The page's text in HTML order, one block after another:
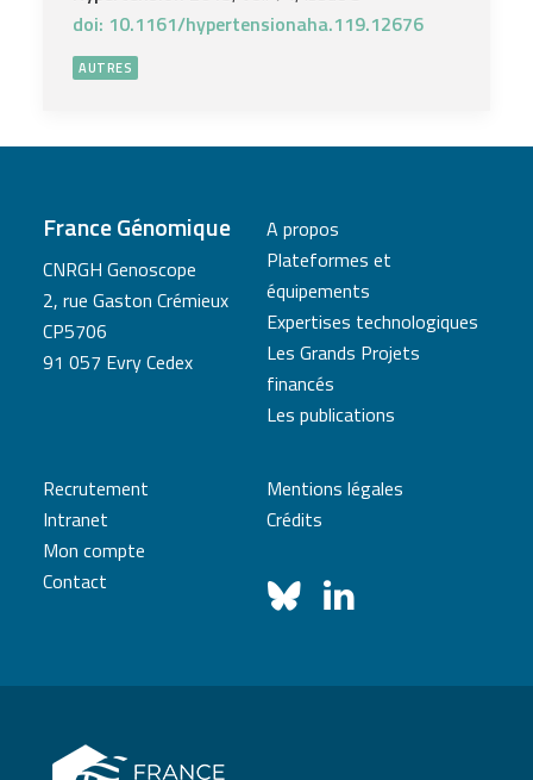
doi: 10.1161/hypertensionaha.119.12676
AUTRES
France Génomique
CNRGH Genoscope
2, rue Gaston Crémieux
CP5706
91 057 Evry Cedex
A propos
Plateformes et
équipements
Expertises technologiques
Les Grands Projets
financés
Les publications
Recrutement
Intranet
Mon compte
Contact
Mentions légales
Crédits